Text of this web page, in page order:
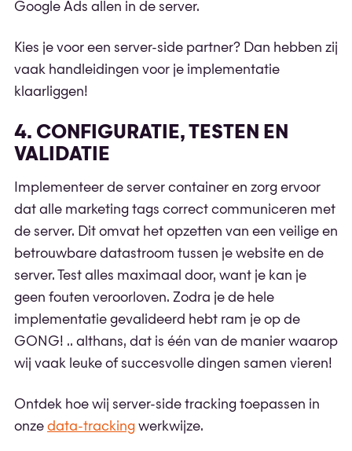
Google Ads allen in de server.
Kies je voor een server-side partner? Dan hebben zij
vaak handleidingen voor je implementatie
klaarliggen!
4. CONFIGURATIE, TESTEN EN
VALIDATIE
Implementeer de server container en zorg ervoor
dat alle marketing tags correct communiceren met
de server. Dit omvat het opzetten van een veilige en
betrouwbare datastroom tussen je website en de
server. Test alles maximaal door, want je kan je
geen fouten veroorloven. Zodra je de hele
implementatie gevalideerd hebt ram je op de
GONG! .. althans, dat is één van de manier waarop
wij vaak leuke of succesvolle dingen samen vieren!
Ontdek hoe wij server-side tracking toepassen in
onze data-tracking werkwijze.